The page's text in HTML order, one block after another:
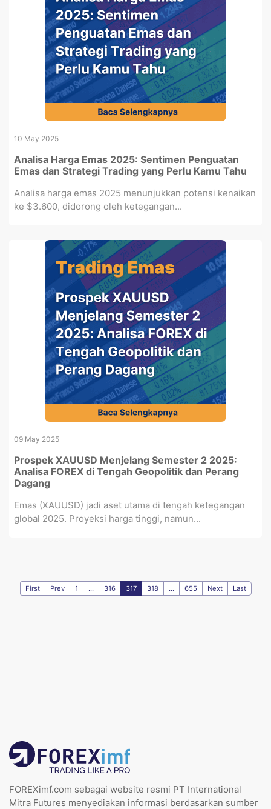
10 May 2025
Analisa Harga Emas 2025: Sentimen Penguatan
Emas dan Strategi Trading yang Perlu Kamu Tahu
Analisa harga emas 2025 menunjukkan potensi kenaikan
ke $3.600, didorong oleh ketegangan...
09 May 2025
Prospek XAUUSD Menjelang Semester 2 2025:
Analisa FOREX di Tengah Geopolitik dan Perang
Dagang
Emas (XAUUSD) jadi aset utama di tengah ketegangan
global 2025. Proyeksi harga tinggi, namun...
First Prev 1 ... 316 317 318 ... 655 Next Last
FOREXimf.com sebagai website resmi PT International
Mitra Futures menyediakan informasi berdasarkan sumber